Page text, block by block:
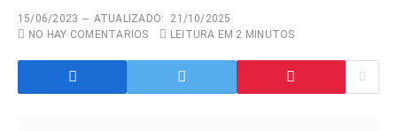
15/06/2023 ATUALIZADO:
21/10/2025
NO HAY COMENTARIOS
LEITURA EM 2 MINUTOS